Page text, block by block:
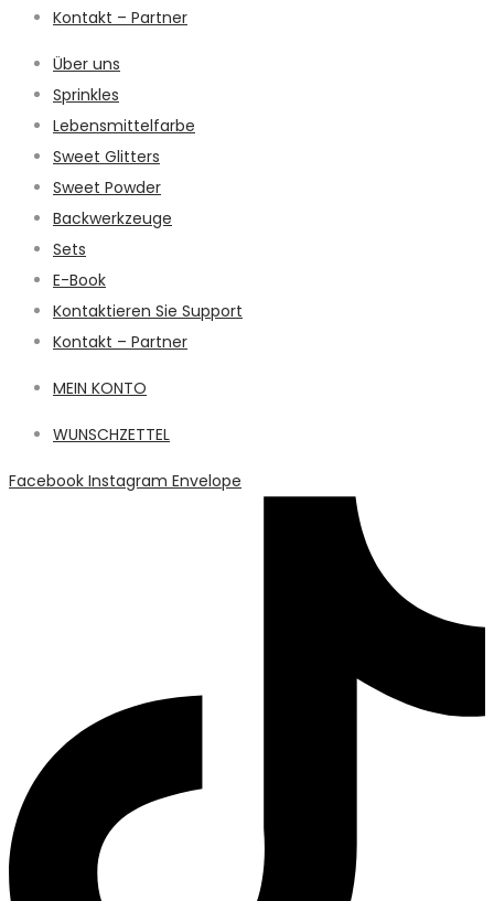
Kontakt – Partner
Über uns
Sprinkles
Lebensmittelfarbe
Sweet Glitters
Sweet Powder
Backwerkzeuge
Sets
E-Book
Kontaktieren Sie Support
Kontakt – Partner
MEIN KONTO
WUNSCHZETTEL
Facebook Instagram Envelope